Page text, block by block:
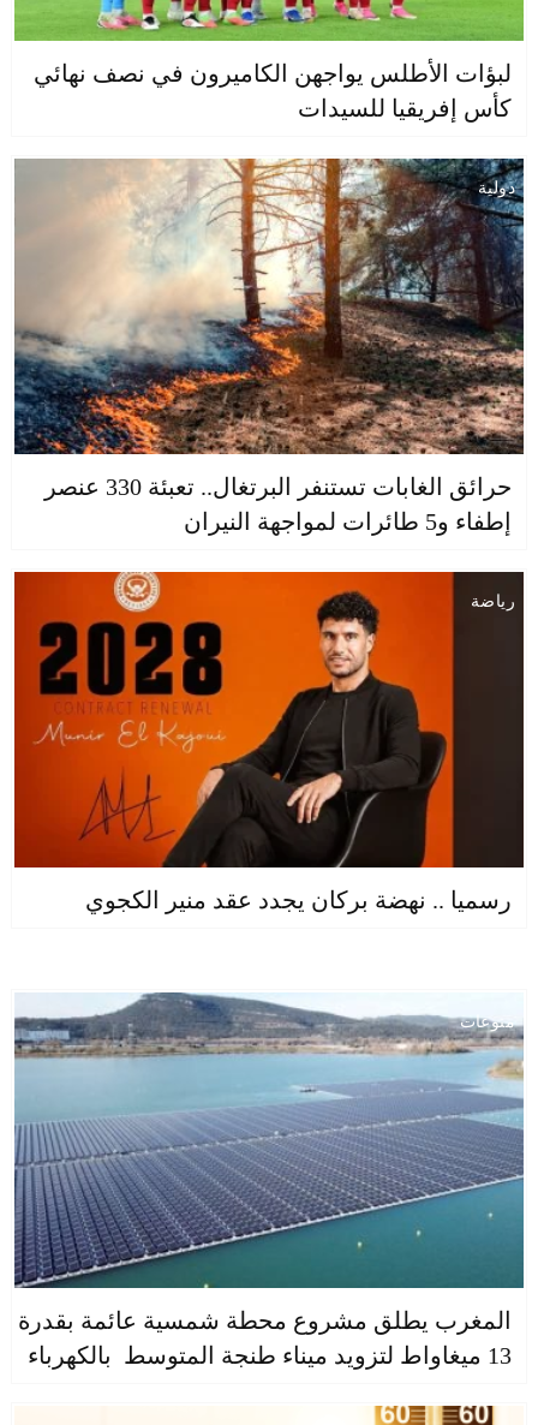
لبؤات الأطلس يواجهن الكاميرون في نصف نهائي
كأس إفريقيا للسيدات
دولية
حرائق الغابات تستنفر البرتغال.. تعبئة 330 عنصر
إطفاء و5 طائرات لمواجهة النيران
رياضة
رسميا .. نهضة بركان يجدد عقد منير الكجوي
منوعات
المغرب يطلق مشروع محطة شمسية عائمة بقدرة
13 ميغاواط لتزويد ميناء طنجة المتوسط بالكهرباء